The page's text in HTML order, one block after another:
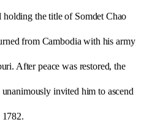
the title of Somdet Chao
from Cambodia with his army
After peace was restored, the
invited him to ascend